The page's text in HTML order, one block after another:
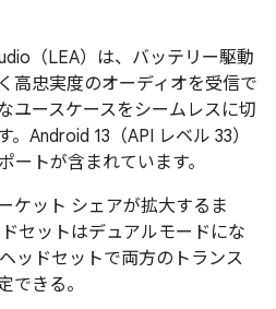
（LEA）は、バッテリー駆動
高忠実度のオーディオを受信で
ユースケースをシームレスに切
Android 13（API レベル 33）
ートが含まれています。
ケット シェアが拡大するま
セットはデュアルモードにな
ッドセットで両方のトランス
できる。